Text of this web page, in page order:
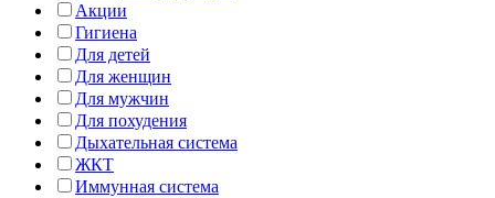
Акции
Гигиена
Для детей
Для женщин
Для мужчин
Для похудения
Дыхательная система
ЖКТ
Иммунная система